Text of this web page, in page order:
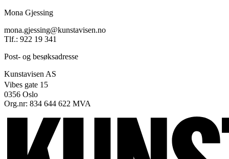
Mona Gjessing
mona.gjessing@kunstavisen.no
Tlf.: 922 19 341
Post- og besøksadresse
Kunstavisen AS
Vibes gate 15
0356 Oslo
Org.nr: 834 644 622 MVA